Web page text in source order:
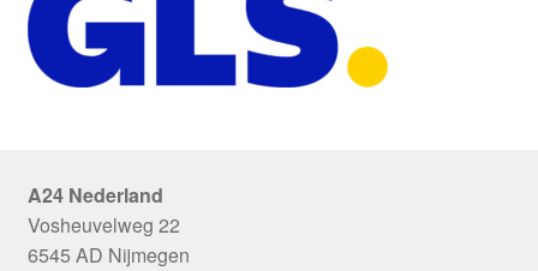
A24 Nederland
Vosheuvelweg 22
6545 AD Nijmegen